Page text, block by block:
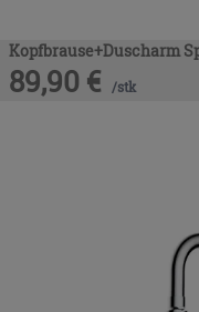
Kopfbrause+Duscharm
89,90 € /stk